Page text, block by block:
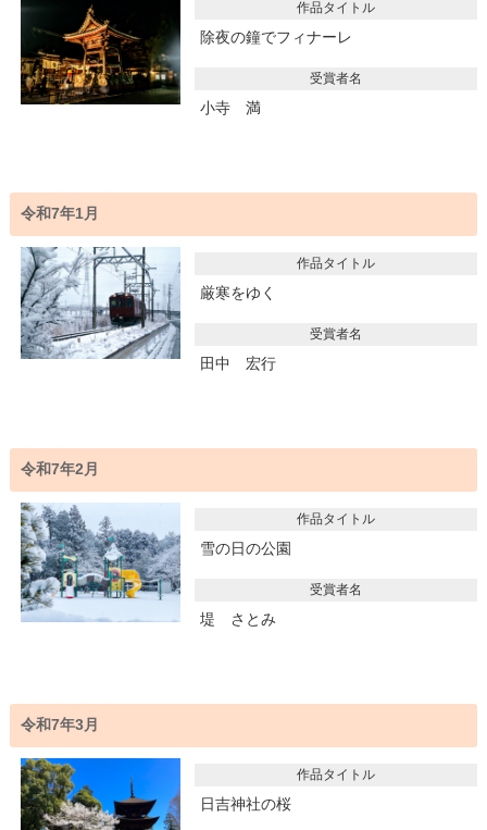
作品タイトル
除夜の鐘でフィナーレ
受賞者名
小寺 満
令和7年1月
作品タイトル
厳寒をゆく
受賞者名
田中 宏行
令和7年2月
作品タイトル
雪の日の公園
受賞者名
堤 さとみ
令和7年3月
作品タイトル
日吉神社の桜